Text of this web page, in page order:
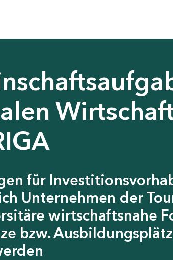
für
Unternehmen der
wirtschaftsnahe
bzw.